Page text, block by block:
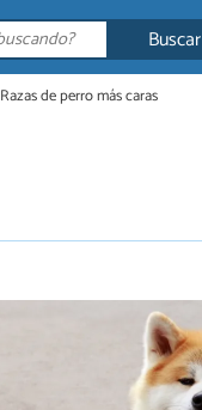
Buscar
Razas de perro más caras